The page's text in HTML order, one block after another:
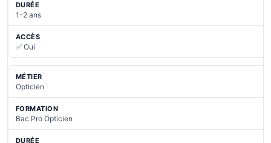
1-2 ans
✅ Oui
Opticien
Bac Pro Opticien